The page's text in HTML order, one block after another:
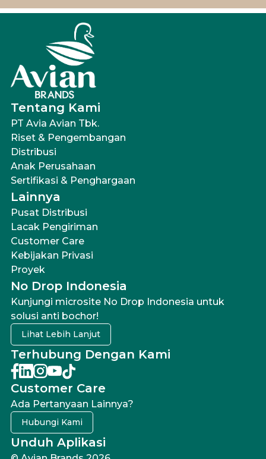
Tentang Kami
PT Avia Avian Tbk.
Riset & Pengembangan
Distribusi
Anak Perusahaan
Sertifikasi & Penghargaan
Lainnya
Pusat Distribusi
Lacak Pengiriman
Customer Care
Kebijakan Privasi
Proyek
No Drop Indonesia
Kunjungi microsite No Drop Indonesia untuk
solusi anti bochor!
Lihat Lebih Lanjut
Terhubung Dengan Kami
Customer Care
Ada Pertanyaan Lainnya?
Hubungi Kami
Unduh Aplikasi